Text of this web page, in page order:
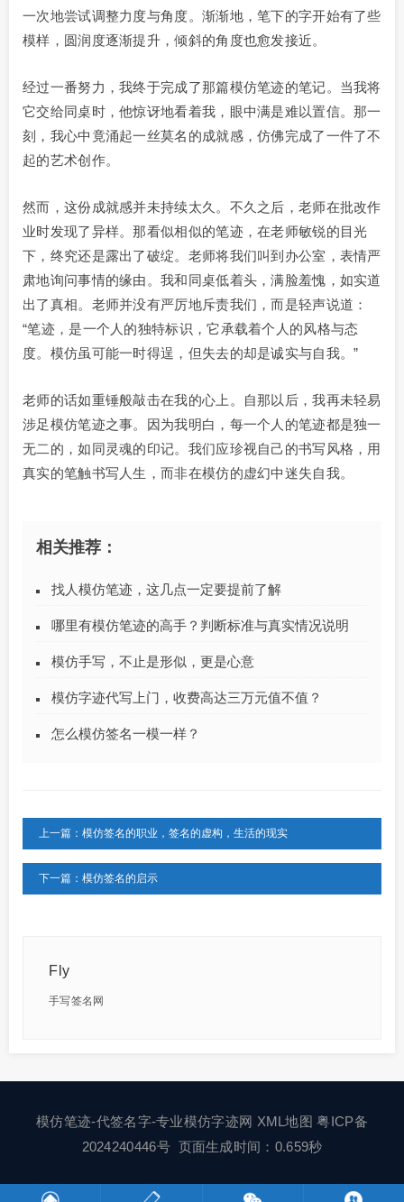
一次地尝试调整力度与角度。渐渐地，笔下的字开始有了些
模样，圆润度逐渐提升，倾斜的角度也愈发接近。
经过一番努力，我终于完成了那篇模仿笔迹的笔记。当我将
它交给同桌时，他惊讶地看着我，眼中满是难以置信。那一
刻，我心中竟涌起一丝莫名的成就感，仿佛完成了一件了不
起的艺术创作。
然而，这份成就感并未持续太久。不久之后，老师在批改作
业时发现了异样。那看似相似的笔迹，在老师敏锐的目光
下，终究还是露出了破绽。老师将我们叫到办公室，表情严
肃地询问事情的缘由。我和同桌低着头，满脸羞愧，如实道
出了真相。老师并没有严厉地斥责我们，而是轻声说道：
“笔迹，是一个人的独特标识，它承载着个人的风格与态
度。模仿虽可能一时得逞，但失去的却是诚实与自我。”
老师的话如重锤般敲击在我的心上。自那以后，我再未轻易
涉足模仿笔迹之事。因为我明白，每一个人的笔迹都是独一
无二的，如同灵魂的印记。我们应珍视自己的书写风格，用
真实的笔触书写人生，而非在模仿的虚幻中迷失自我。
相关推荐：
找人模仿笔迹，这几点一定要提前了解
哪里有模仿笔迹的高手？判断标准与真实情况说明
模仿手写，不止是形似，更是心意
模仿字迹代写上门，收费高达三万元值不值？
怎么模仿签名一模一样？
上一篇：模仿签名的职业，签名的虚构，生活的现实
下一篇：模仿签名的启示
Fly
手写签名网
模仿笔迹-代签名字-专业模仿字迹网 XML地图粤ICP备
2024240446号 页面生成时间：0.659秒